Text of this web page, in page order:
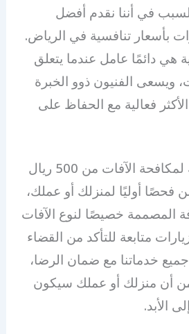
في أننا نقدم أفضل
بأسعار تنافسية في الرياض.
هي دائمًا عامل عندما يتعلق
ويسعى الفنيون ذوو الخبرة
فعالية مع الحفاظ على
تبدأ خططنا الشاملة لمكافحة الآفات من 500 ريال
أوليًا لمنزلك أو عملك،
المصممة خصيصًا لنوع الآفات
متابعة للتأكد من القضاء
خدماتنا مع ضمان الرضا،
من أن منزلك أو عملك سيكون
الأبد.